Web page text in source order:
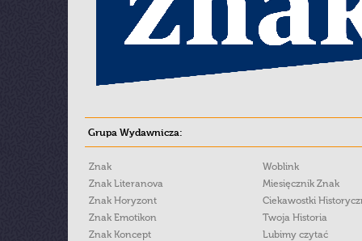
Grupa Wydawnicza:
Znak
Znak Literanova
Znak Horyzont
Znak Emotikon
Znak Koncept
Woblink
Miesięcznik Znak
Ciekawostki
Twoja Historia
Lubimy czytać